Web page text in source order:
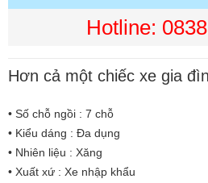
Hotline:
Hơn cả một chiếc xe gia
• Số chỗ ngồi : 7 chỗ
• Kiểu dáng : Đa dụng
• Nhiên liệu : Xăng
• Xuất xứ : Xe nhập khẩu